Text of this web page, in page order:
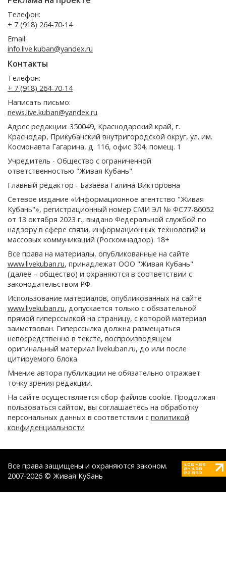
Телефон:
+ 7 (918) 264-70-14
Email:
info.live.kuban@yandex.ru
Контакты
Телефон:
+ 7 (918) 264-70-14
Написать письмо:
news.live.kuban@yandex.ru
Адрес редакции: 350049, Краснодарский край, г.
Краснодар, Прикубанский внутригородской округ, ул. им.
Космонавта Гагарина, д. 116, офис 304, помещ. 1
Учредитель - Общество с ограниченной
ответственностью "Живая Кубань".
Главный редактор - Базаева Галина Викторовна
Сетевое издание «Информационное агентство "Живая
Кубань"», регистрационный номер СМИ ЭЛ № ФС77-86052
от 13 октября 2023 г., выдано Федеральной службой по
надзору в сфере связи, информационных технологий и
массовых коммуникаций (Роскомнадзор). 18+
Все права на материалы, опубликованные на сайте
www.livekuban.ru, принадлежат ООО "Живая Кубань"
(далее – общество) и охраняются в соответствии с
законодательством РФ.
Использование материалов, опубликованных на сайте
www.livekuban.ru, допускается только с обязательной
прямой гиперссылкой на страницу, с которой материал
заимствован. Гиперссылка должна размещаться
непосредственно в тексте, воспроизводящем
оригинальный материал livekuban.ru, до или после
цитируемого блока.
Мнение автора публикации не обязательно отражает
точку зрения редакции.
На сайте осуществляется сбор файлов cookie. Продолжая
пользоваться сайтом, вы соглашаетесь на обработку
персональных данных в соответствии с политикой
конфиденциальности
Все права защищены и охраняются законом.
2007-2026 © Живая Кубань